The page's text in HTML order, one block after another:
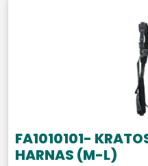
FA1010101-
HARNAS (M-L)